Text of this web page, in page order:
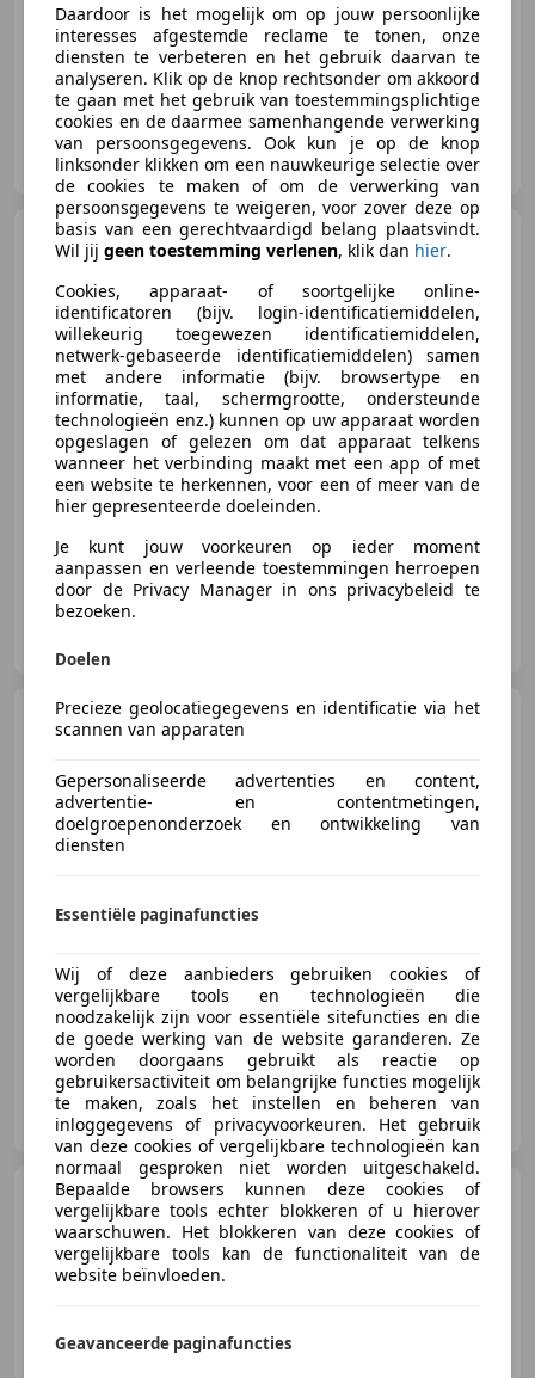
Muilwijk Auto B.V.
NL-2974 LB BRANDWIJK
Audi Q3 35 TFSI Pro Line /
Trekhaak / LED / NL Auto
€ 26.700 1
01/2022 104.404 km Benzine
110 kW (150 PK)
Muilwijk Auto B.V.
Volkswagen Tiguan 1.5
Muilwijk Auto B.V.
NL-2974 LB BRANDWIJK
SEAT Tarraco1.5 TSI Style
Business Intense 7 pers. / Virtual
/
€ 27.450
Daardoor is het mogelijk om op jouw persoonlijke
interesses afgestemde reclame te tonen, onze
diensten te verbeteren en het gebruik daarvan te
analyseren. Klik op de knop rechtsonder om akkoord
te gaan met het gebruik van toestemmingsplichtige
cookies en de daarmee samenhangende verwerking
van persoonsgegevens. Ook kun je op de knop
linksonder klikken om een nauwkeurige selectie over
de cookies te maken of om de verwerking van
persoonsgegevens te weigeren, voor zover deze op
basis van een gerechtvaardigd belang plaatsvindt.
Wil jij geen toestemming verlenen, klik dan hier.
Cookies, apparaat- of soortgelijke online-
identificatoren (bijv. login-identificatiemiddelen,
willekeurig toegewezen identificatiemiddelen,
netwerk-gebaseerde identificatiemiddelen) samen
met andere informatie (bijv. browsertype en
informatie, taal, schermgrootte, ondersteunde
technologieën enz.) kunnen op uw apparaat worden
opgeslagen of gelezen om dat apparaat telkens
wanneer het verbinding maakt met een app of met
een website te herkennen, voor een of meer van de
hier gepresenteerde doeleinden.
Je kunt jouw voorkeuren op ieder moment
aanpassen en verleende toestemmingen herroepen
door de Privacy Manager in ons privacybeleid te
bezoeken.
Doelen
Precieze geolocatiegegevens en identificatie via het
scannen van apparaten
Gepersonaliseerde advertenties en content,
advertentie- en contentmetingen,
doelgroepenonderzoek en ontwikkeling van
diensten
Essentiële paginafuncties
Wij of deze aanbieders gebruiken cookies of
vergelijkbare tools en technologieën die
noodzakelijk zijn voor essentiële sitefuncties en die
de goede werking van de website garanderen. Ze
worden doorgaans gebruikt als reactie op
gebruikersactiviteit om belangrijke functies mogelijk
te maken, zoals het instellen en beheren van
inloggegevens of privacyvoorkeuren. Het gebruik
van deze cookies of vergelijkbare technologieën kan
normaal gesproken niet worden uitgeschakeld.
Bepaalde browsers kunnen deze cookies of
vergelijkbare tools echter blokkeren of u hierover
waarschuwen. Het blokkeren van deze cookies of
vergelijkbare tools kan de functionaliteit van de
website beïnvloeden.
Geavanceerde paginafuncties